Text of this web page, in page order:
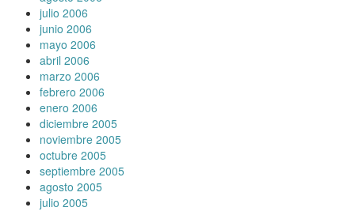
julio 2006
junio 2006
mayo 2006
abril 2006
marzo 2006
febrero 2006
enero 2006
diciembre 2005
noviembre 2005
octubre 2005
septiembre 2005
agosto 2005
julio 2005